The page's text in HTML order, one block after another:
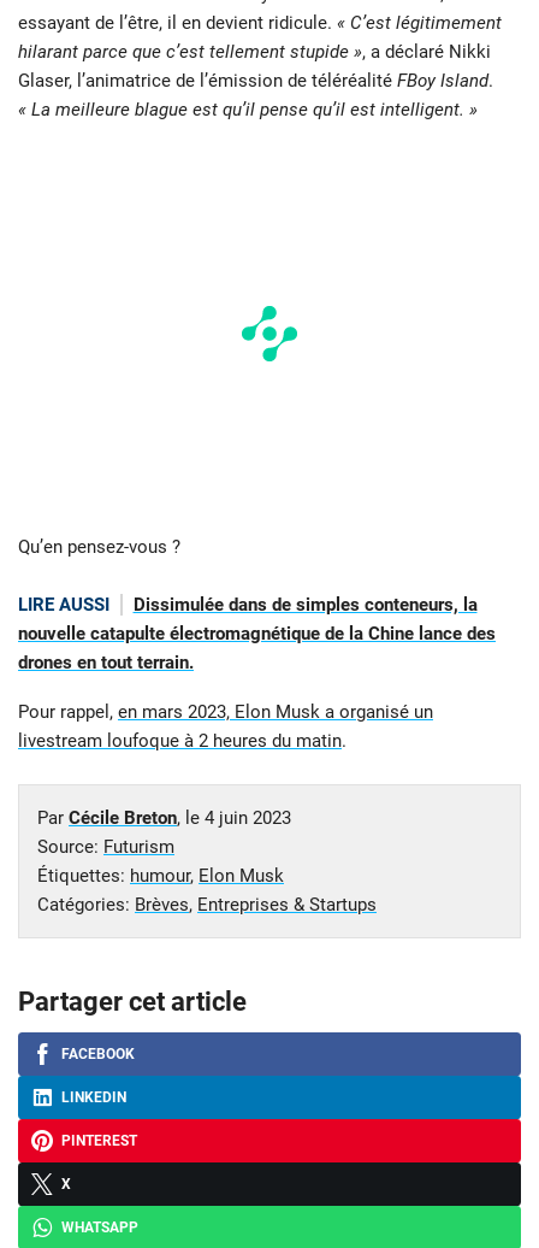
essayant de l’être, il en devient ridicule. « C’est légitimement
hilarant parce que c’est tellement stupide », a déclaré Nikki
Glaser, l’animatrice de l’émission de téléréalité FBoy Island.
« La meilleure blague est qu’il pense qu’il est intelligent. »
Qu’en pensez-vous ?
LIRE AUSSI
Dissimulée dans de simples conteneurs, la
nouvelle catapulte électromagnétique de la Chine lance des
drones en tout terrain.
Pour rappel, en mars 2023, Elon Musk a organisé un
livestream loufoque à 2 heures du matin.
Par Cécile Breton, le 4 juin 2023
Source: Futurism
Étiquettes: humour, Elon Musk
Catégories: Brèves, Entreprises & Startups
Partager cet article
FACEBOOK
LINKEDIN
PINTEREST
X
WHATSAPP